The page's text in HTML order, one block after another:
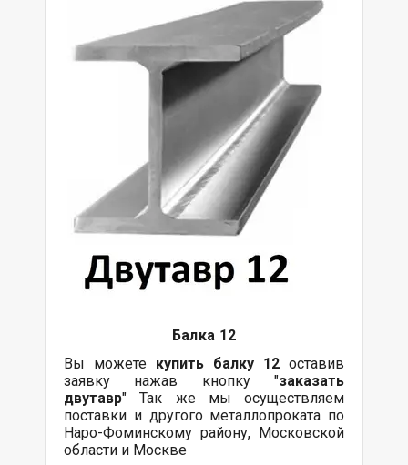
Балка 12
Вы можете купить балку 12 оставив
заявку нажав кнопку "заказать
двутавр" Так же мы осуществляем
поставки и другого металлопроката по
Наро-Фоминскому району, Московской
области и Москве